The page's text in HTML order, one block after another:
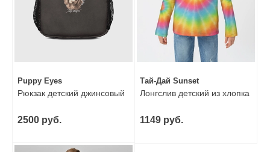
Puppy Eyes
Рюкзак детский джинсовый
2500 руб.
Тай-Дай Sunset
Лонгслив детский из хлопка
1149 руб.